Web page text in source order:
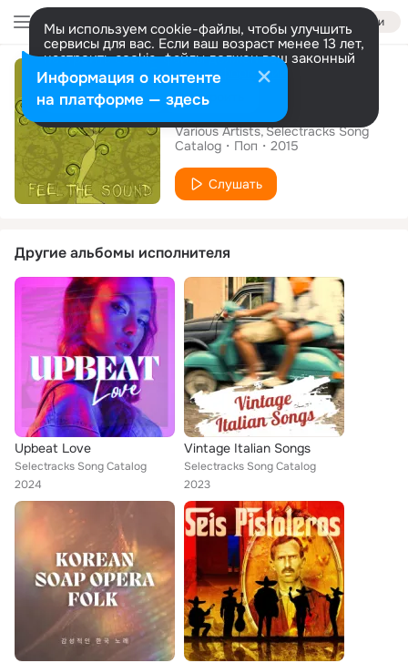
Войти
Мы используем cookie-файлы, чтобы улучшить
сервисы для вас. Если ваш возраст менее 13 лет,
настроить cookie-файлы должен ваш законный
представитель. Больше информации
Разрешить все Настроить
Альбом
Feel The Sound
Various Artists Selectracks Song
Catalog
Поп 2015
Слушать
Другие альбомы исполнителя
Upbeat Love
Selectracks Song Catalog
2024
Vintage Italian Songs
Selectracks Song Catalog
2023
Информация о контенте
на платформе — здесь